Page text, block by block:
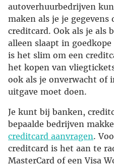
autoverhuurbedrijven
maken als je je gegevens
creditcard. Ook als je als
alleen slaapt in
is het slim om een
het kopen van
ook als je onverwacht of
uitgave moet doen.
Je kunt bij banken,
bepaalde bedrijven
creditcard aanvragen.
creditcard is het aan te
MasterCard of een Visa